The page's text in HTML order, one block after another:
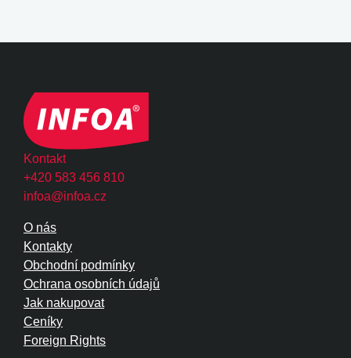
Kontakt
+420 583 456 810
infoa@infoa.cz
O nás
Kontakty
Obchodní podmínky
Ochrana osobních údajů
Jak nakupovat
Ceníky
Foreign Rights